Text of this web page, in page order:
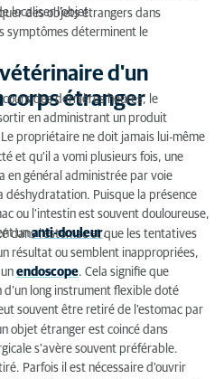
localiser l'objet.
des objets étrangers dans
symptômes déterminent le
d'un
corps étranger
des dernières heures, le
en administrant un produit
propriétaire ne doit jamais lui-même
et qu'il a vomi plusieurs fois, une
en général administrée par voie
déshydratation. Puisque la présence
ou l'intestin est souvent douloureuse,
unanti-douleur.
dans l'estomac et que les tentatives
résultat ou semblent inappropriées,
endoscope. Cela signifie que
d’un long instrument flexible doté
souvent être retiré de l'estomac par
objet étranger est coincé dans
s'avère souvent préférable.
Parfois il est nécessaire d'ouvrir